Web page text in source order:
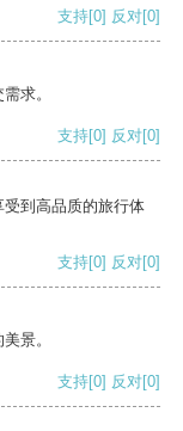
支持[0] 反对[0]
求。
支持[0] 反对[0]
到高品质的旅行体
支持[0] 反对[0]
景。
支持[0] 反对[0]